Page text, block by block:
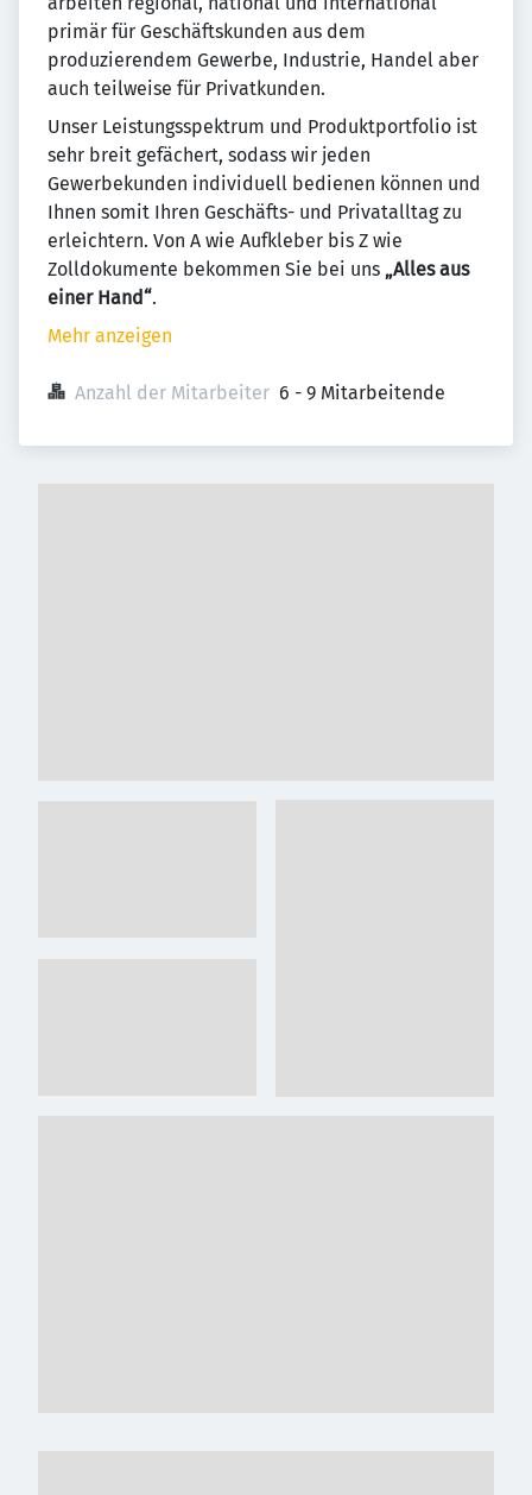
primär für Geschäftskunden aus dem
produzierendem Gewerbe, Industrie, Handel aber
auch teilweise für Privatkunden.
Unser Leistungsspektrum und Produktportfolio ist
sehr breit gefächert, sodass wir jeden
Gewerbekunden individuell bedienen können und
Ihnen somit Ihren Geschäfts- und Privatalltag zu
erleichtern. Von A wie Aufkleber bis Z wie
Zolldokumente bekommen Sie bei uns „Alles aus
einer Hand“.
Mehr anzeigen
Anzahl der Mitarbeiter 6 - 9 Mitarbeitende